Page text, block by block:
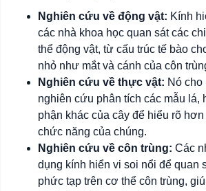
Nghiên cứu về động vật: Kính
các nhà khoa học quan sát các
thể động vật, từ cấu trúc tế bào
nhỏ như mắt và cánh của côn
Nghiên cứu về thực vật: Nó cho
nghiên cứu phân tích các mẫu lá,
phận khác của cây để hiểu rõ hơn
chức năng của chúng.
Nghiên cứu về côn trùng: Các
dụng kính hiển vi soi nổi để quan
phức tạp trên cơ thể côn trùng,